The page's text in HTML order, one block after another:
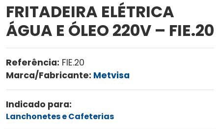
FRITADEIRA ELÉTRICA
ÁGUA E ÓLEO 220V – FIE.20
Referência: FIE.20
Marca/Fabricante: Metvisa
Indicado para:
Lanchonetes e Cafeterias